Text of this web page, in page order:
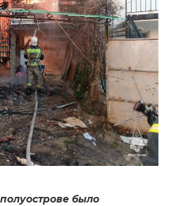
было